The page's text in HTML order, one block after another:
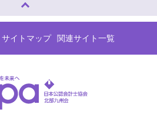
サイトマップ 関連サイト一覧